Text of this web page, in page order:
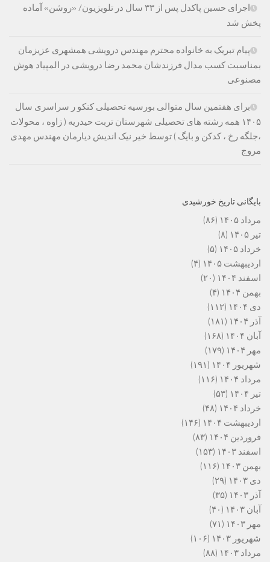
اجرای حسین پاکدل پس از ۳۳ سال در تلویزیون/ «روشن» آماده
پخش شد
پیام تبریک به خانواده محترم مهندس درویشی همشهری عزیزمان
بمناسبت کسب مدال فرزندشان محمد رضا درویشی در المپیاد هوش
مصنوعی
برای هفتمین سال متوالی بورسیه تحصیلی کنکو ر سراسری سال
۱۴۰۵ همه رشته های تحصیلی شهرستان تربت حیدریه ( زاوه ، محولات
،جلگه رخ ، کدکن و بایگ ) توسط خیر نیک اندیش دیارمان مهندس مهدی
مروج
بایگانی تاریخ خورشیدی
مرداد ۱۴۰۵
(۸۶)
تیر ۱۴۰۵
(۸)
خرداد ۱۴۰۵
(۵)
اردیبهشت ۱۴۰۵
(۴)
اسفند ۱۴۰۴
(۲۰)
بهمن ۱۴۰۴
(۴)
دی ۱۴۰۴
(۱۱۲)
آذر ۱۴۰۴
(۱۸۱)
آبان ۱۴۰۴
(۱۶۸)
مهر ۱۴۰۴
(۱۷۹)
شهریور ۱۴۰۴
(۱۹۱)
مرداد ۱۴۰۴
(۱۱۶)
تیر ۱۴۰۴
(۵۳)
خرداد ۱۴۰۴
(۴۸)
اردیبهشت ۱۴۰۴
(۱۴۶)
فروردین ۱۴۰۴
(۸۳)
اسفند ۱۴۰۳
(۱۵۳)
بهمن ۱۴۰۳
(۱۱۶)
دی ۱۴۰۳
(۲۹)
آذر ۱۴۰۳
(۳۵)
آبان ۱۴۰۳
(۴۰)
مهر ۱۴۰۳
(۷۱)
شهریور ۱۴۰۳
(۱۰۶)
مرداد ۱۴۰۳
(۸۸)